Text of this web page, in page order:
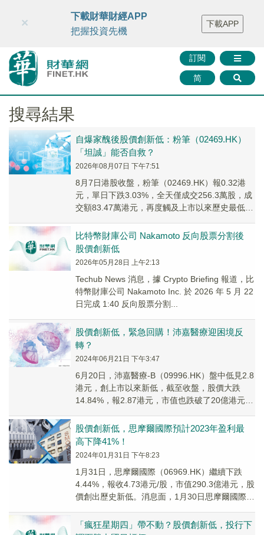
財華智庫網 FINTV FINMETA 財華證券 媒體矩陣
智庫沙龍
聯絡我們
訂閱
简
×
下載財華財經APP
把握投資先機
下載APP
搜尋結果
自爆家醜後股價創新低：粉筆（02469.HK）
「坦誠」能否自救？
2026年08月07日 下午7:51
8月7日港股收盤，粉筆（02469.HK）報0.32港
元，單日下跌3.03%，全天僅成交256.3萬股，成
交額83.47萬港元，再度觸及上市以來歷史最低價
比特幣財庫公司 Nakamoto 反向股票分割後
股價創新低
2026年05月28日 上午2:13
Techub News 消息，據 Crypto Briefing 報道，比
特幣財庫公司 Nakamoto Inc. 於 2026 年 5 月 22
日完成 1:40 反向股票分割...
股價創新低，緊急回購！沛嘉醫療迎困境反
轉？
2024年06月21日 下午3:47
6月20日，沛嘉醫療-B（09996.HK）盤中低見2.8
港元，創上市以來新低，截至收盤，股價大跌
14.84%，報2.87港元，市值也跌破了20億港元的
股價創新低，思摩爾國際預計2023年盈利最
高下降41%！
2024年01月31日 下午8:23
1月31日，思摩爾國際（06969.HK）繼續下跌
4.44%，報收4.73港元/股，市值290.3億港元，股
價創出歷史新低。消息面，1月30日思摩爾國際發
「瘋狂星期四」帶不動？股價創新低，投行下